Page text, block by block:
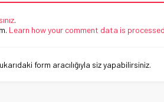
.
Learn how your comment data is
form aracılığıyla siz yapabilirsiniz.